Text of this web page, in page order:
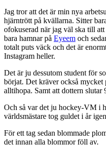
Jag tror att det är min nya
hjärntrött på kvällarna. Sitter
ofokuserad när jag väl ska till
bara hamnar på Eyeem och
totalt puts väck och det är
Instagram heller.
Det är ju dessutom student för
börjat. Det kräver också
alltihopa. Samt att dottern slutar
Och så var det ju hockey-VM i
världsmästare tog guldet i år
För ett tag sedan blommade
det innan alla blommor föll av.